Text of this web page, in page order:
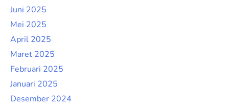
Juni 2025
Mei 2025
April 2025
Maret 2025
Februari 2025
Januari 2025
Desember 2024